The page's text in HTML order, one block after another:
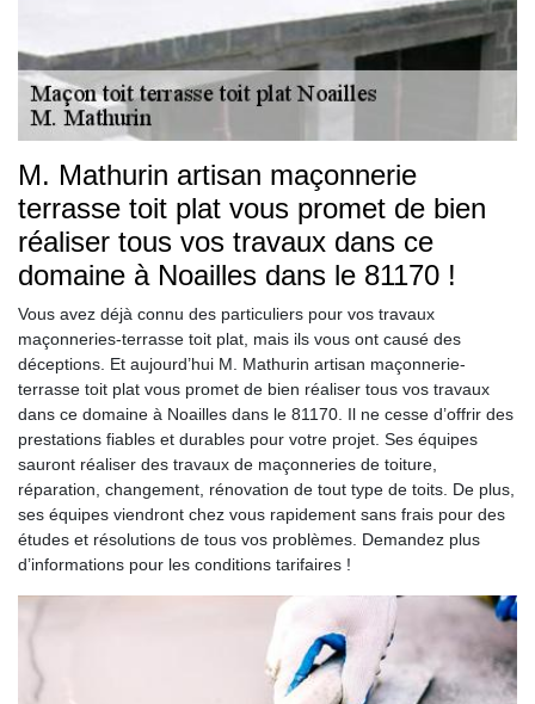
M. Mathurin artisan maçonnerie
terrasse toit plat vous promet de bien
réaliser tous vos travaux dans ce
domaine à Noailles dans le 81170 !
Vous avez déjà connu des particuliers pour vos travaux
maçonneries-terrasse toit plat, mais ils vous ont causé des
déceptions. Et aujourd’hui M. Mathurin artisan maçonnerie-
terrasse toit plat vous promet de bien réaliser tous vos travaux
dans ce domaine à Noailles dans le 81170. Il ne cesse d’offrir des
prestations fiables et durables pour votre projet. Ses équipes
sauront réaliser des travaux de maçonneries de toiture,
réparation, changement, rénovation de tout type de toits. De plus,
ses équipes viendront chez vous rapidement sans frais pour des
études et résolutions de tous vos problèmes. Demandez plus
d’informations pour les conditions tarifaires !